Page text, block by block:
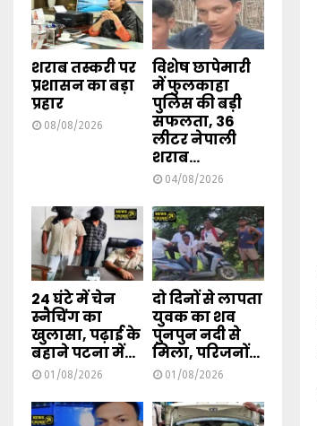
शराब तस्करी पर
प्रशासन का बड़ा
प्रहार
08/08/2026
विशेष छापेमारी
में फुलकाहा
पुलिस की बड़ी
सफलता, 36
लीटर नेपाली
शराब...
04/08/2026
24 घंटे में चेन
स्नैचिंग का
खुलासा, पढ़ाई के
बहाने पटना में...
01/08/2026
दो दिनों से लापता
युवक का शव
पुनपुन नदी से
मिला, परिजनों...
01/08/2026